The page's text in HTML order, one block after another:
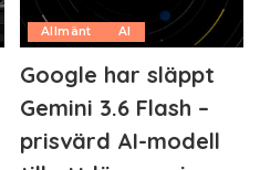
Allmänt AI
Google har släppt
Gemini 3.6 Flash –
prisvärd AI-modell